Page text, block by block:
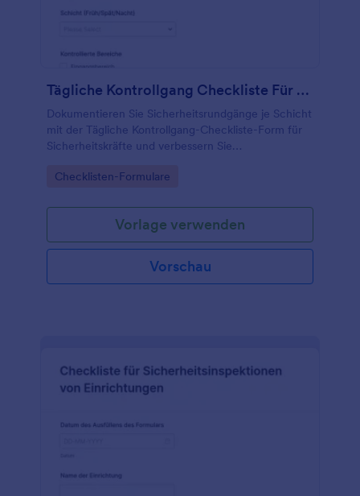
Tägliche Kontrollgang Checkliste Für Sicherheitskräfte
Dokumentieren Sie Sicherheitsrundgänge je Schicht
mit der Tägliche Kontrollgang-Checkliste-Form für
Sicherheitskräfte und verbessern Sie
Übergaben in Wach- und Sicherheitsdiensten mit
Go to Category:
Checklisten-Formulare
Vorlage verwenden
Vorschau